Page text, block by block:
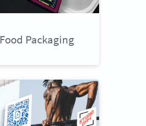
Food Packaging